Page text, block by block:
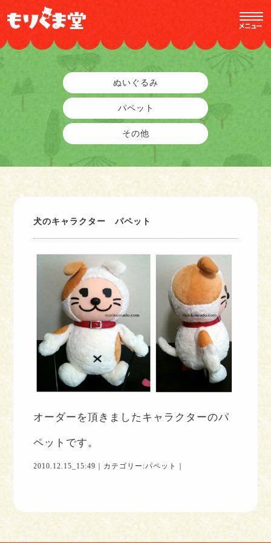
ぬいぐるみ
パペット
その他
犬のキャラクター パペット
オーダーを頂きましたキャラクターのパ
ペットです。
2010.12.15_15:49｜カテゴリー:パペット